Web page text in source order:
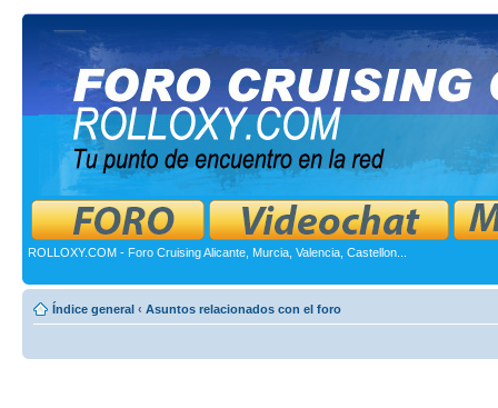
ROLLOXY.COM - Foro Cruising Alicante, Murcia, Valencia, Castellon...
Índice general ‹ Asuntos relacionados con el foro